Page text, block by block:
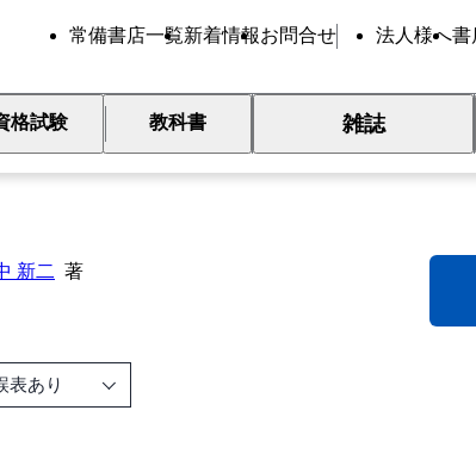
常備書店一覧新着情報お問合せ 法人様へ書
格試験 教科書 雑誌
同期モータのセンサレス
新二 著
表あり